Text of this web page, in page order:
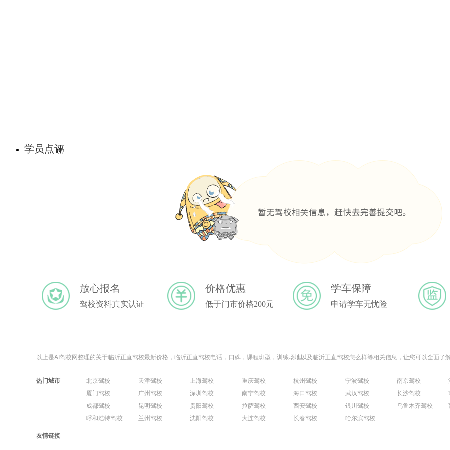
学员点评
(0)
放心报名
驾校资料真实认证
价格优惠
低于门市价格200元
学车保障
申请学车无忧险
以上是AI驾校网整理的关于临沂正直驾校最新价格，临沂正直驾校电话，口碑，课程班型，训练场地以及临沂正直驾校怎么样等相关信息，让您可以全面了
热门城市 北京驾校 天津驾校 上海驾校 重庆驾校 杭州驾校 宁波驾校 南京驾校
厦门驾校
广州驾校 深圳驾校 南宁驾校 海口驾校 武汉驾校 长沙驾校
成都驾校
昆明驾校 贵阳驾校 拉萨驾校 西安驾校 银川驾校 乌鲁木齐驾校
呼和浩特驾校
兰州驾校 沈阳驾校 大连驾校 长春驾校 哈尔滨驾校
友情链接